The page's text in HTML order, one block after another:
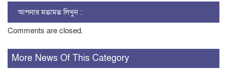
আপনার মতামত লিখুন :
Comments are closed.
More News Of This Category